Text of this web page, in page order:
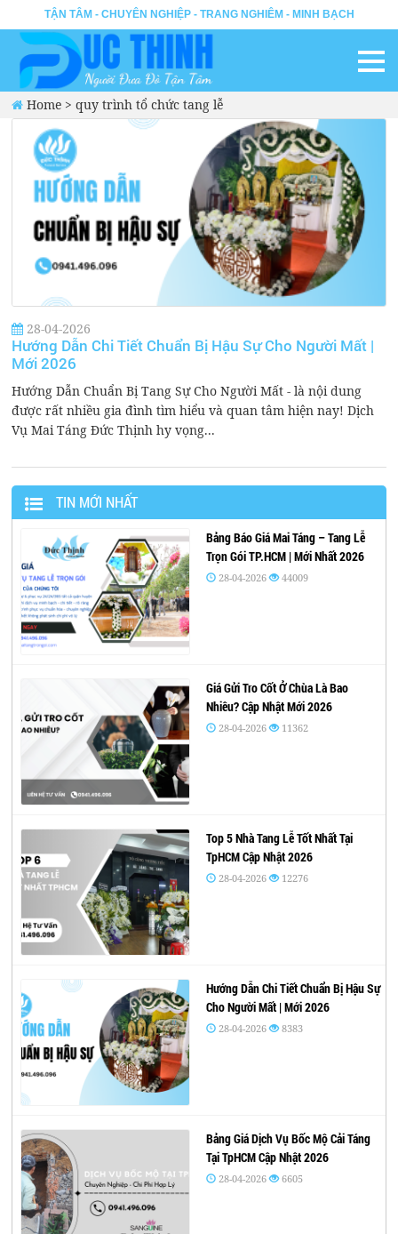
TẬN TÂM - CHUYÊN NGHIỆP - TRANG NGHIÊM - MINH BẠCH
Home >quy trình tổ chức tang lễ
28-04-2026
Hướng Dẫn Chi Tiết Chuẩn Bị Hậu Sự Cho Người Mất |
Mới 2026
Hướng Dẫn Chuẩn Bị Tang Sự Cho Người Mất - là nội dung
được rất nhiều gia đình tìm hiểu và quan tâm hiện nay! Dịch
Vụ Mai Táng Đức Thịnh hy vọng...
TIN MỚI NHẤT
Bảng Báo Giá Mai Táng – Tang Lễ
Trọn Gói TP.HCM | Mới Nhất 2026
28-04-2026 44009
Giá Gửi Tro Cốt Ở Chùa Là Bao
Nhiêu? Cập Nhật Mới 2026
28-04-2026 11362
Top 5 Nhà Tang Lễ Tốt Nhất Tại
TpHCM Cập Nhật 2026
28-04-2026 12276
Hướng Dẫn Chi Tiết Chuẩn Bị Hậu Sự
Cho Người Mất | Mới 2026
28-04-2026 8383
Bảng Giá Dịch Vụ Bốc Mộ Cải Táng
Tại TpHCM Cập Nhật 2026
28-04-2026 6605